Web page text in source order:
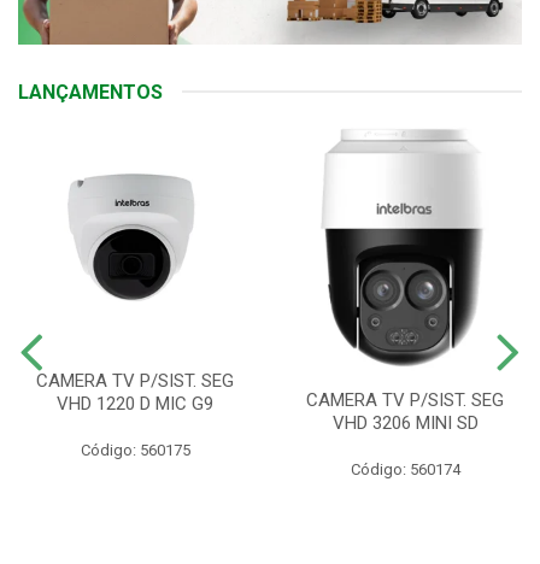
LANÇAMENTOS
CAMERA TV P/SIST. SEG
VHD 1220 D MIC G9
Código: 560175
CAMERA TV P/SIST. SEG
VHD 3206 MINI SD
Código: 560174